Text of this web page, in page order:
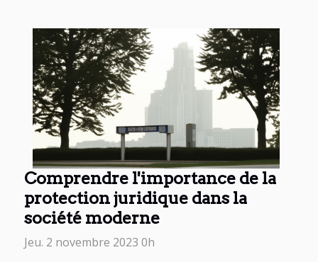
Comprendre l'importance de la
protection juridique dans la
société moderne
Jeu. 2 novembre 2023 0h